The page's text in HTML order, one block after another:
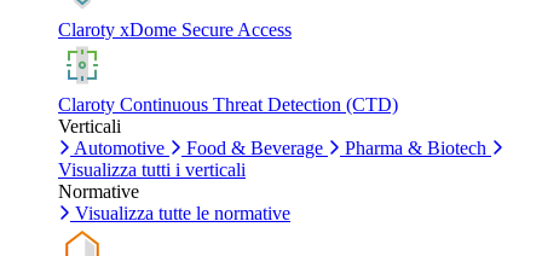
Claroty xDome Secure Access
Claroty Continuous Threat Detection (CTD)
Verticali
Automotive
Food & Beverage
Pharma & Biotech
Visualizza tutti i verticali
Normative
Visualizza tutte le normative